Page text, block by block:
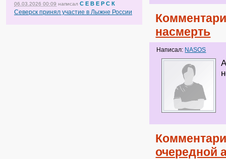
06.03.2026 00:09 написал С Е В Е Р С К
Северск принял участие в Лыжне России
насмерть
Написал: NASOS
очередной